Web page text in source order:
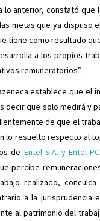
lo anterior, constató
metas que ya dispuso
tiene como resultado
a los propios
remuneratorios”.
establece que el
que solo medirá y
de que el
lo resuelto respecto al
de Entel S.A. y Entel
percibe
realizado,
a la jurisprudencia
al patrimonio del